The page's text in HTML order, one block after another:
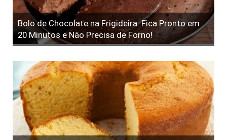
Bolo de Chocolate na Frigideira: Fica Pronto em
20 Minutos e Não Precisa de Forno!